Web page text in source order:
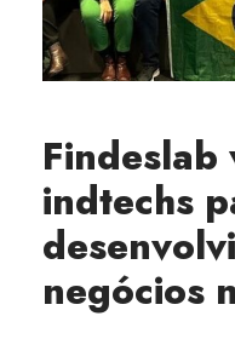
indtechs
negócios